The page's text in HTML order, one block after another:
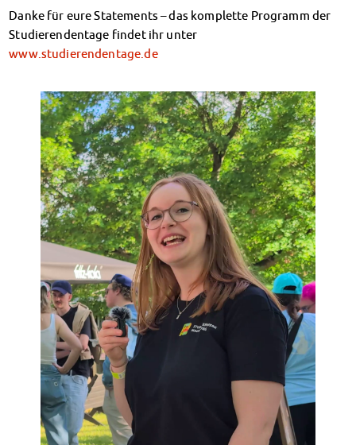
Wohnheimantrag & -service
MIT einander – FÜR einander
Wohnheimtutoren
Wohnen-FAQ
Dokumente
AnsprechpartnerInnen
Soziales & Beratung
Sozialberatung
Finanzierungsberatung
Rückerstattung Semesterbeitrag
PsychoSoziale Beratung
Kursangebote
Anmeldung Sonderveranstaltungen
Rechtsberatung
Chatberatung
FAQs Soziales & Beratung
Dokumente
AnsprechpartnerInnen
Kultur & Internationales
Beratung für Internationals
Wohnen für Internationals
Danke für eure Statements – das komplette Programm der
Studierendentage findet ihr unter
www.studierendentage.de